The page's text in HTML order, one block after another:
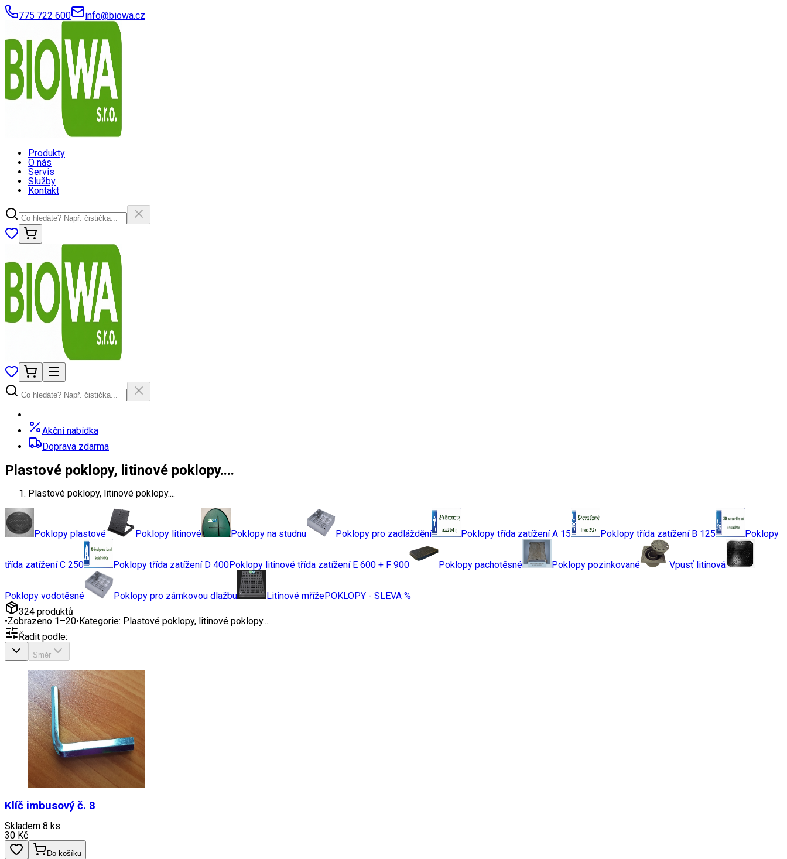
775 722 600 info@biowa.cz
Produkty
O nás
Servis
Služby
Kontakt
Akční nabídka
Doprava zdarma
Plastové poklopy, litinové poklopy....
Plastové poklopy, litinové poklopy....
Poklopy plastové Poklopy litinové Poklopy na studnu Poklopy pro zadláždění Poklopy třída zatížení A 15 Poklopy třída zatížení B 125 Poklopy
třída zatížení C 250 Poklopy třída zatížení D 400Poklopy litinové třída zatížení E 600 + F 900 Poklopy pachotěsné Poklopy pozinkované Vpusť litinová
Poklopy vodotěsné Poklopy pro zámkovou dlažbu Litinové mřížePOKLOPY - SLEVA %
324 produktů
•Zobrazeno 1–20•Kategorie: Plastové poklopy, litinové poklopy....
Řadit podle:
Směr
Klíč imbusový č. 8
Skladem 8 ks
30 Kč
Do košíku